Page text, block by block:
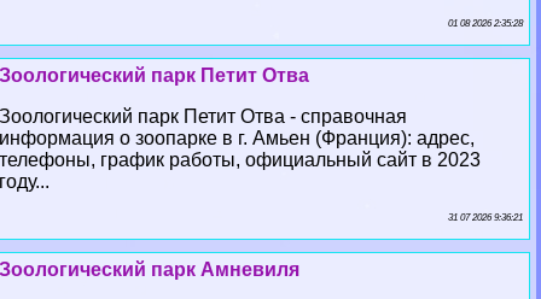
01 08 2026 2:35:28
Зоологический парк Петит Отва
Зоологический парк Петит Отва - справочная
информация о зоопарке в г. Амьен (Франция): адрес,
телефоны, график работы, официальный сайт в 2023
году...
31 07 2026 9:36:21
Зоологический парк Амневиля